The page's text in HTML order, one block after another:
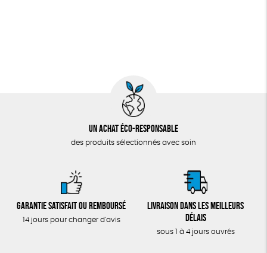
Un achat éco-responsable
des produits sélectionnés avec soin
Garantie satisfait ou remboursé
14 jours pour changer d'avis
Livraison dans les meilleurs
délais
sous 1 à 4 jours ouvrés